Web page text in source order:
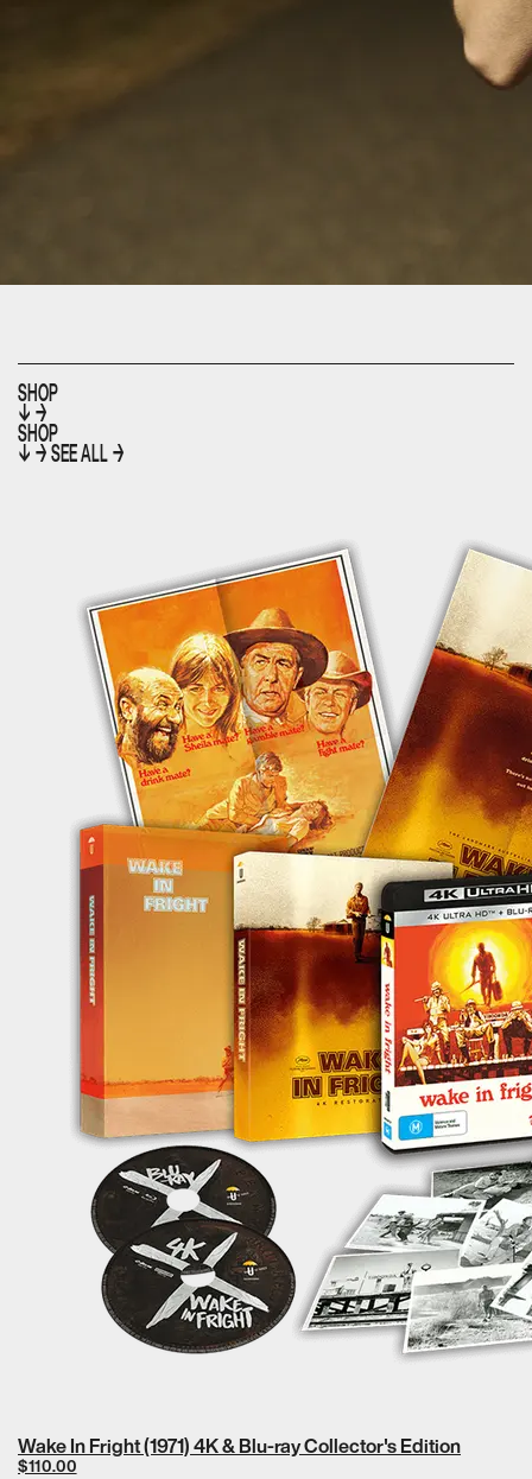
SHOP
↓→
SHOP
↓→SEE ALL →
Wake In Fright (1971) 4K & Blu-ray Collector's Edition
$110.00